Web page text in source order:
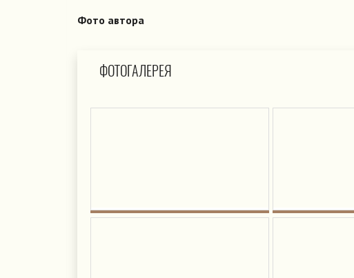
Фото автора
ФОТОГАЛЕРЕЯ